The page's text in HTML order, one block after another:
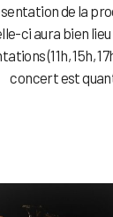
de la
ci aura bien lieu
(11h, 15h,
concert est